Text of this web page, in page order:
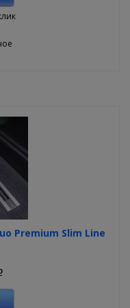
Premium Slim Line